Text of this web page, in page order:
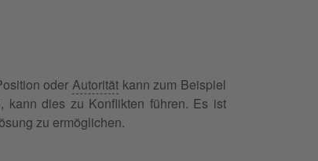
oder Autorität kann zum Beispiel
kann dies zu Konflikten führen. Es ist
zu ermöglichen.